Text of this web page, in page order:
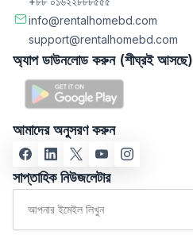
info@rentalhomebd.com
support@rentalhomebd.com
অ্যাপ ডাউনলোড করুন (শীঘ্রই আসছে)
আমাদের অনুসরণ করুন
সাপ্তাহিক নিউজলেটার